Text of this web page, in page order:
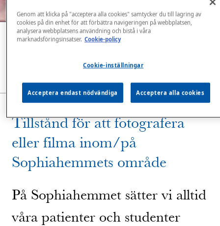
Tillstånd för att fotografera eller filma
Tillstånd för att fotografera
eller filma inom/på
Sophiahemmets område
På Sophiahemmet sätter vi alltid
våra patienter och studenter
Genom att klicka på "acceptera alla cookies" samtycker du till lagring av
cookies på din enhet för att förbättra navigeringen på webbplatsen,
analysera webbplatsens användning och bistå i våra
marknadsföringsinsatser. Cookie-policy
Cookie-inställningar
Acceptera endast nödvändiga Acceptera alla cookies